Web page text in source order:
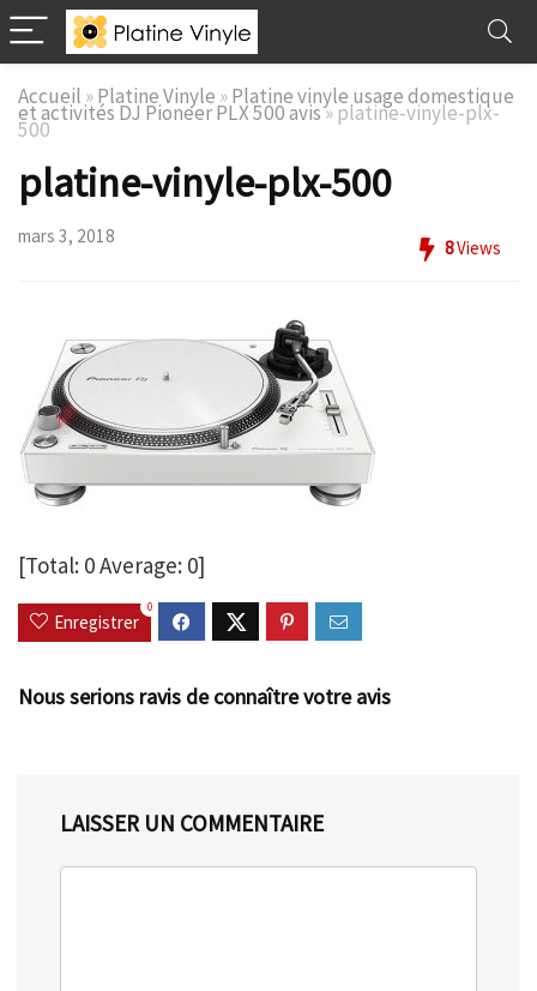
Accueil »Platine Vinyle »Platine vinyle usage domestique
et activités DJ Pioneer PLX 500 avis» platine-vinyle-plx-
500
platine-vinyle-plx-500
mars 3, 2018
8Views
[Total: 0Average: 0]
Enregistrer
0
Nous serions ravis de connaître votre avis
LAISSER UN COMMENTAIRE